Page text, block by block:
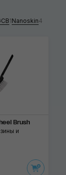
1Nanoskin4
Brush
и